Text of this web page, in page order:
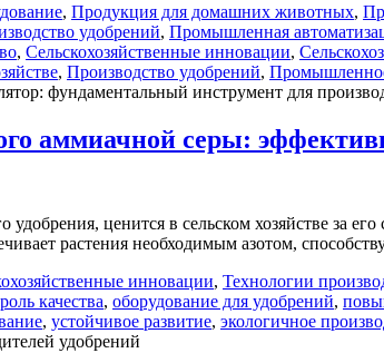
, Продукция для домашних животных,
удобрений, Промышленная
, Сельскохозяйственные инновации,
, Производство удобрений,
фундаментальный инструмент для
аммиачной серы:
ценится в сельском хозяйстве за
растения необходимым азотом,
инновации, Технологии
качества, оборудование для удобрений,
, устойчивое развитие, экологичное
удобрений